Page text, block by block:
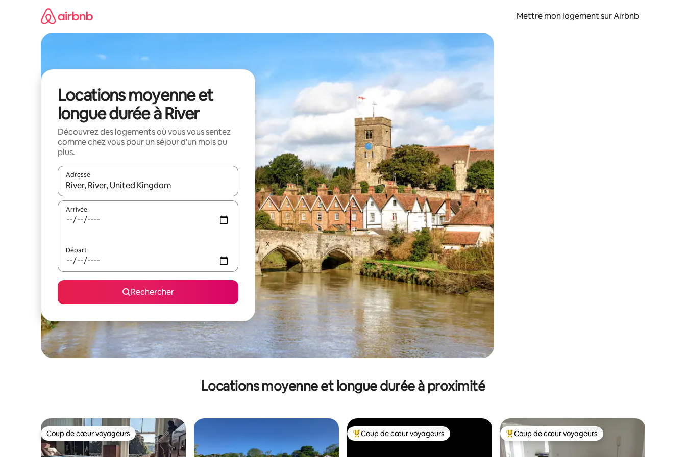
Mettre mon logement sur Airbnb
Locations moyenne et
longue durée à River
Découvrez des logements où vous vous sentez
comme chez vous pour un séjour d'un mois ou
plus.
Adresse
Lorsque les résultats s'affichent, utilisez les flèches vers le haut et vers le bas pour les parcourir ou en appuyant et en faisant glisser.
Arrivée
Départ
Rechercher
Locations moyenne et longue durée à proximité
Coup de cœur voyageurs
Coup de cœur voyageurs Coups de cœur voyageurs les plus appréciés
Coup de cœur voyageurs Coups de cœur voyageurs les plus appréciés
Coup de cœur voyageurs